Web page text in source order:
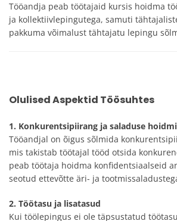
Tööandja peab töötajaid kursis hoidma
ja kollektiivlepingutega, samuti
pakkuma võimalust tähtajatu lepingu
Olulised Aspektid Töösuhtes
1. Konkurentsipiirang ja saladuse
Tööandjal on õigus sõlmida
mis takistab töötajal tööd otsida
peab töötaja hoidma konfidentsiaalseid
seotud ettevõtte äri- ja
2. Töötasu ja lisatasud
Kui töölepingus ei ole täpsustatud